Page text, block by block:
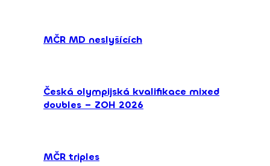
MČR MD neslyšících
Česká olympijská kvalifikace mixed
doubles – ZOH 2026
MČR triples